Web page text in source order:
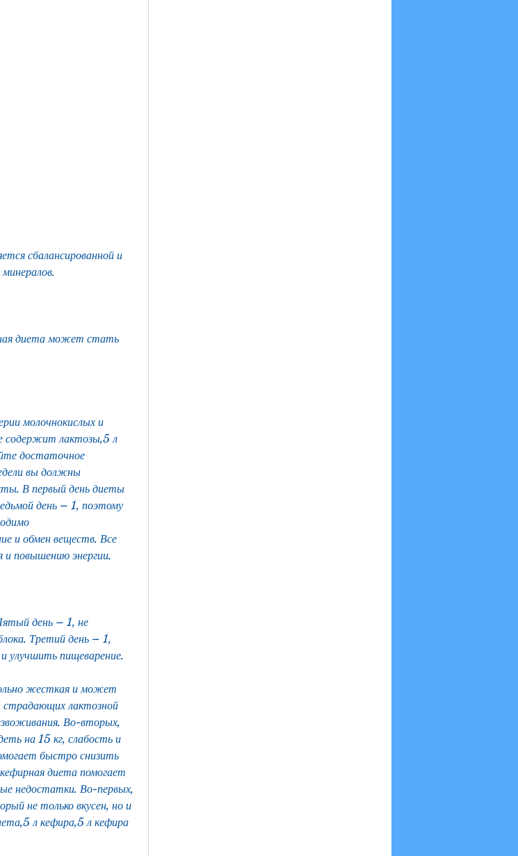
сбалансированной и
диета может стать
молочнокислых и
содержит лактозы,5 л
достаточное
вы должны
В первый день диеты
день – 1, поэтому
и обмен веществ. Все
и повышению энергии.
день – 1, не
Третий день – 1,
улучшить пищеварение.
жесткая и может
лактозной
Во-вторых,
на 15 кг, слабость и
быстро снизить
диета помогает
недостатки. Во-первых,
не только вкусен, но и
л кефира,5 л кефира